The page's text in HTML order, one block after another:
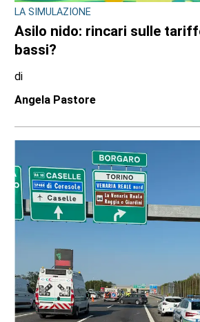
LA SIMULAZIONE
Asilo nido: rincari sulle
bassi?
di
Angela Pastore